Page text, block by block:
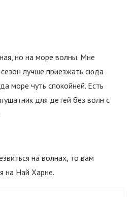
но на море волны. Мне
лучше приезжать сюда
море чуть спокойней. Есть
для детей без волн с
на волнах, то вам
на Най Харне.